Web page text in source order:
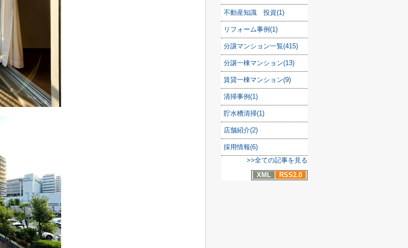
不動産知識 投資(1)
リフォーム事例(1)
分譲マンション一覧(415)
分譲一棟マンション(13)
賃貸一棟マンション(9)
清掃事例(1)
貯水槽清掃(1)
店舗紹介(2)
採用情報(6)
>>全ての記事を見る
XML
RSS2.0